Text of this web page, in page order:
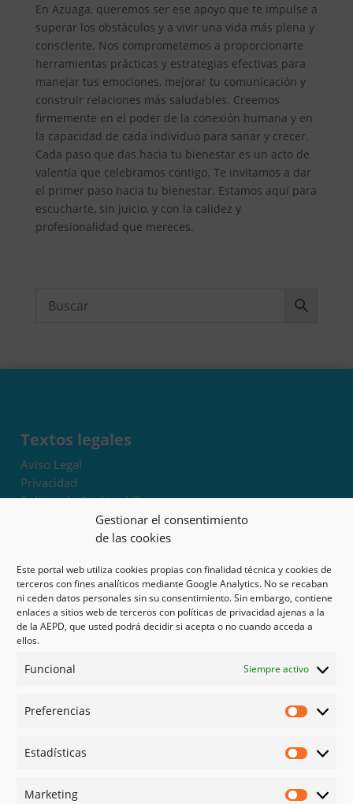
Gestionar el consentimiento
de las cookies
Este portal web utiliza cookies propias con finalidad técnica y cookies de
terceros con fines analíticos mediante Google Analytics. No se recaban
ni ceden datos personales sin su consentimiento. Sin embargo, contiene
enlaces a sitios web de terceros con políticas de privacidad ajenas a la
de la AEPD, que usted podrá decidir si acepta o no cuando acceda a
ellos.
Funcional Siempre activo
Preferencias
Estadísticas
Marketing
En Azuaga, queremos ser ese apoyo que te impulse a
superar los obstáculos y a vivir una vida más plena y
consciente. Nos comprometemos a proporcionarte
herramientas prácticas y estrategias efectivas para
manejar tus emociones, mejorar tu comunicación y
construir relaciones más saludables. Creemos
firmemente en el poder de la conexión humana y en
la capacidad de cada individuo para sanar y crecer.
Cada paso que das hacia tu bienestar es un acto de
valentía que celebramos contigo. Te invitamos a dar
el primer paso hacia tu bienestar. Estamos aquí para
escucharte, sin juicio, y con la calidez y
profesionalidad que mereces.
Textos legales
Aviso Legal
Privacidad
Política de Cookies UE
Términos y condiciones
Exoneración de responsabilidad
Mapa del sitio
Mi cuenta
Tienda
Psicología en Murcia
Guías
Redes sociales
Instagram
Linked in